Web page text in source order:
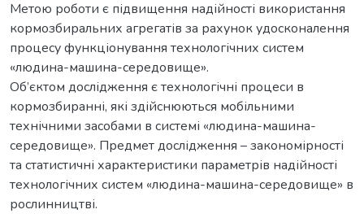
Метою роботи є підвищення надійності використання
кормозбиральних агрегатів за рахунок удосконалення
процесу функціонування технологічних систем
«людина-машина-середовище».
Об’єктом дослідження є технологічні процеси в
кормозбиранні, які здійснюються мобільними
технічними засобами в системі «людина-машина-
середовище». Предмет дослідження – закономірності
та статистичні характеристики параметрів надійності
технологічних систем «людина-машина-середовище» в
рослинництві.